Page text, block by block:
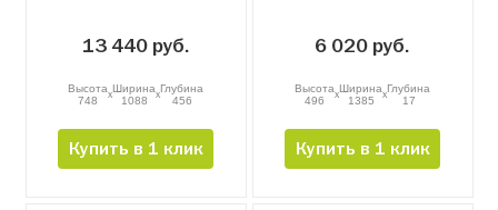
13 440 руб.
Высота
748
xШирина
1088
xГлубина
456
Купить в 1 клик
6 020 руб.
Высота
496
xШирина
1385
xГлубина
17
Купить в 1 клик